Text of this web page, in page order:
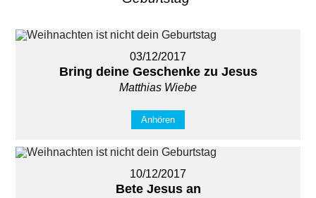
03/12/2017
Bring deine Geschenke zu Jesus
Matthias Wiebe
Anhören
10/12/2017
Bete Jesus an